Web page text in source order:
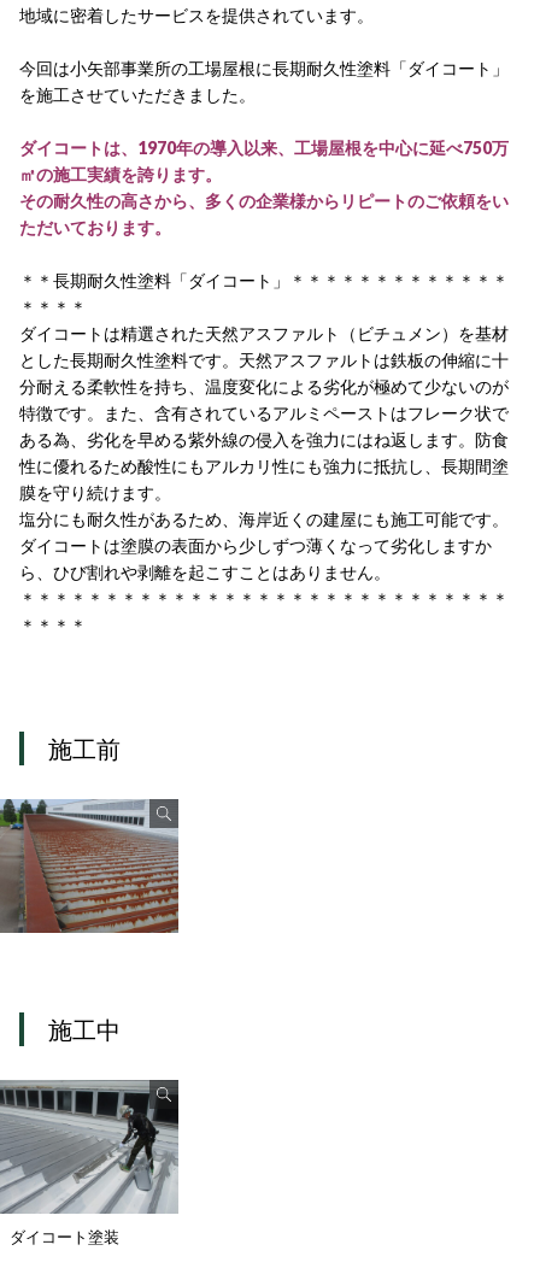
地域に密着したサービスを提供されています。
今回は小矢部事業所の工場屋根に長期耐久性塗料「ダイコート」
を施工させていただきました。
ダイコートは、1970年の導入以来、工場屋根を中心に延べ750万
㎡の施工実績を誇ります。
その耐久性の高さから、多くの企業様からリピートのご依頼をい
ただいております。
＊＊長期耐久性塗料「ダイコート」＊＊＊＊＊＊＊＊＊＊＊＊＊
＊＊＊＊
ダイコートは精選された天然アスファルト（ビチュメン）を基材
とした長期耐久性塗料です。天然アスファルトは鉄板の伸縮に十
分耐える柔軟性を持ち、温度変化による劣化が極めて少ないのが
特徴です。また、含有されているアルミペーストはフレーク状で
ある為、劣化を早める紫外線の侵入を強力にはね返します。防食
性に優れるため酸性にもアルカリ性にも強力に抵抗し、長期間塗
膜を守り続けます。
塩分にも耐久性があるため、海岸近くの建屋にも施工可能です。
ダイコートは塗膜の表面から少しずつ薄くなって劣化しますか
ら、ひび割れや剥離を起こすことはありません。
＊＊＊＊＊＊＊＊＊＊＊＊＊＊＊＊＊＊＊＊＊＊＊＊＊＊＊＊＊
＊＊＊＊
施工前
施工中
ダイコート塗装